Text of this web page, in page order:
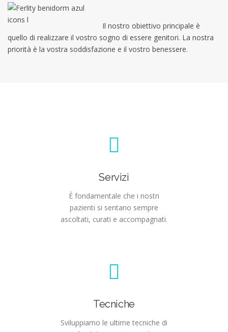
Il nostro obiettivo principale è
quello di realizzare il vostro sogno di essere genitori. La nostra
priorità è la vostra soddisfazione e il vostro benessere.
Servizi
È fondamentale che i nostri
pazienti si sentano sempre
ascoltati, curati e accompagnati.
Tecniche
Sviluppiamo le ultime tecniche di